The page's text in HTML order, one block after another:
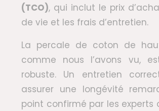
(TCO), qui inclut le prix
de vie et les frais d’entretien.
La percale de coton de
comme nous l’avons vu,
robuste. Un entretien
assurer une longévité
point confirmé par les experts